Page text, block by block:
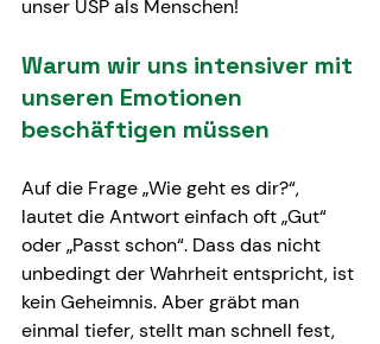
unser USP als Menschen!
Warum wir uns intensiver mit
unseren Emotionen
beschäftigen müssen
Auf die Frage „Wie geht es dir?“,
lautet die Antwort einfach oft „Gut“
oder „Passt schon“. Dass das nicht
unbedingt der Wahrheit entspricht, ist
kein Geheimnis. Aber gräbt man
einmal tiefer, stellt man schnell fest,